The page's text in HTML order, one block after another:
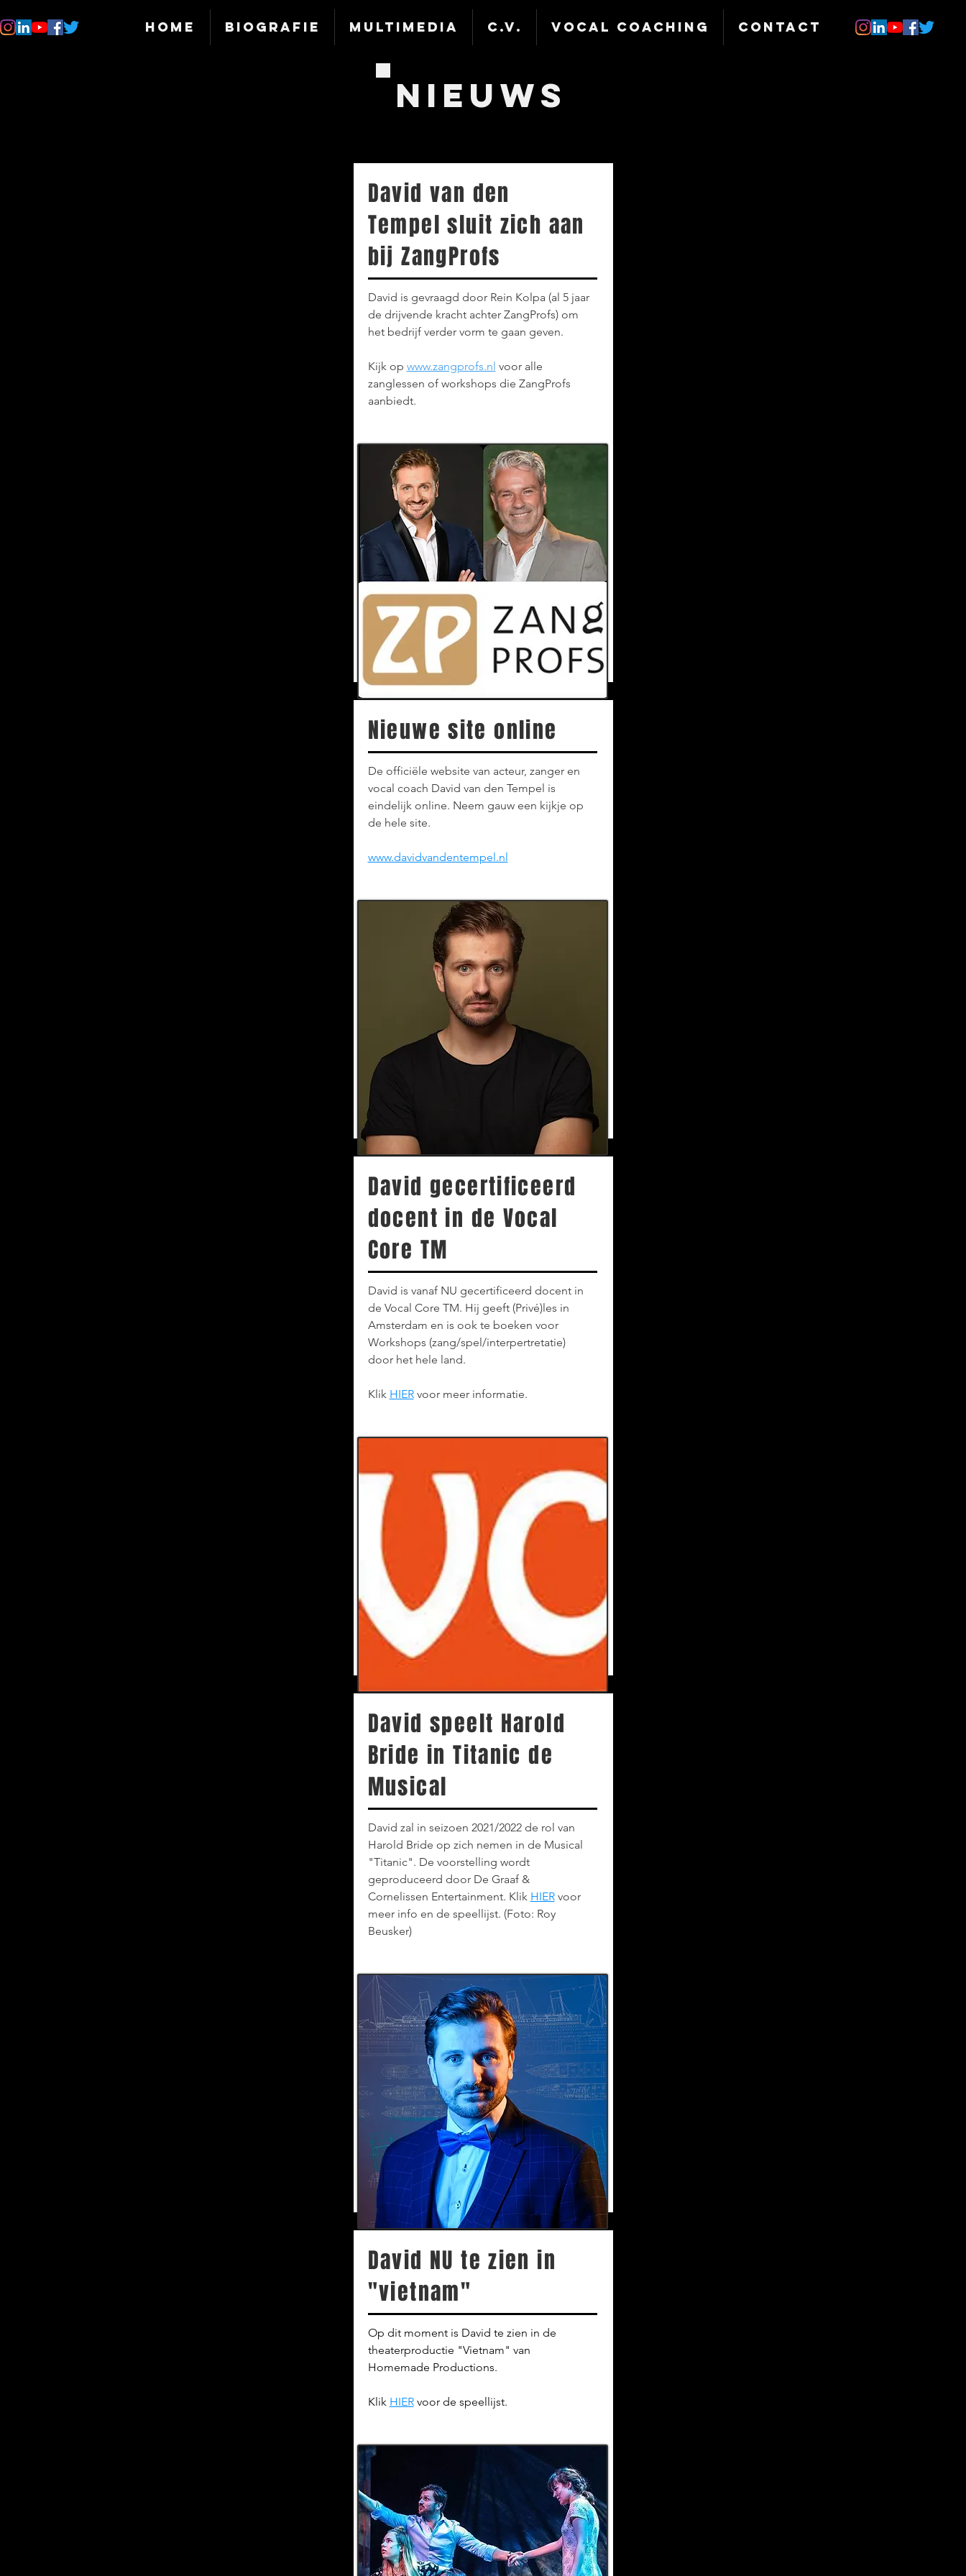
Home Biografie Multimedia C.V. Vocal Coaching Contact
Nieuws
David van den
Tempel sluit zich aan
bij ZangProfs
David is gevraagd door Rein Kolpa (al 5 jaar
de drijvende kracht achter ZangProfs) om
het bedrijf verder vorm te gaan geven.
Kijk op www.zangprofs.nl voor alle
zanglessen of workshops die ZangProfs
aanbiedt.
Nieuwe site online
De officiële website van acteur, zanger en
vocal coach David van den Tempel is
eindelijk online. Neem gauw een kijkje op
de hele site.
www.davidvandentempel.nl
David gecertificeerd
docent in de Vocal
Core TM
David is vanaf NU gecertificeerd docent in
de Vocal Core TM. Hij geeft (Privé)les in
Amsterdam en is ook te boeken voor
Workshops (zang/spel/interpertretatie)
door het hele land.
Klik HIERvoor meer informatie.
David speelt Harold
Bride in Titanic de
Musical
David zal in seizoen 2021/2022 de rol van
Harold Bride op zich nemen in de Musical
"Titanic". De voorstelling wordt
geproduceerd door De Graaf &
Cornelissen Entertainment. Klik HIERvoor
meer info en de speellijst. (Foto: Roy
Beusker)
David NU te zien in
"vietnam"
Op dit moment is David te zien in de
theaterproductie "Vietnam" van
Homemade Productions.
Klik HIERvoor de speellijst.